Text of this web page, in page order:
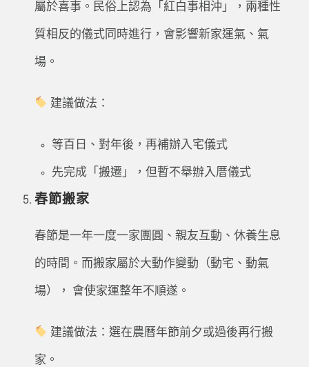
屬於喜事。民俗上認為「紅白事相沖」，兩種性
質相反的儀式同時進行，會影響新家運氣、氣
場。
建議做法：
等百日、對年後，再補辦入宅儀式
先完成「搬遷」，但暫不舉辦入厝儀式
春節搬家
春節是一年一度一家團圓、親友互動、休養生息
的時間。而搬家屬於大動作變動（動宅、動氣
場）， 會使家運整年不順遂。
建議做法：選在農曆年節前夕或過後再行搬
家。